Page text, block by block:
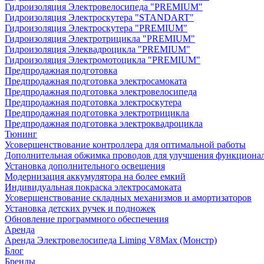
Гидроизоляция Электровелосипеда "PREMIUM"
Гидроизоляция Электроскутера "STANDART"
Гидроизоляция Электроскутера "PREMIUM"
Гидроизоляция Электротрицикла "PREMIUM"
Гидроизоляция Элеквадроцикла "PREMIUM"
Гидроизоляция Электромотоцикла "PREMIUM"
Предпродажная подготовка
Предпродажная подготовка электросамоката
Предпродажная подготовка электровелосипеда
Предпродажная подготовка электроскутера
Предпродажная подготовка электротрицикла
Предпродажная подготовка электроквадроцикла
Тюнинг
Усовершенствование контроллера для оптимальной работы
Дополнительная обжимка проводов для улучшения
Установка дополнительного освещения
Модернизация аккумулятора на более емкий
Индивидуальная покраска электросамоката
Усовершенствование складных механизмов и амортизаторов
Установка детских ручек и подножек
Обновление программного обеспечения
Аренда
Аренда Электровелосипеда Liming V8Max (Монстр)
Блог
Бренды